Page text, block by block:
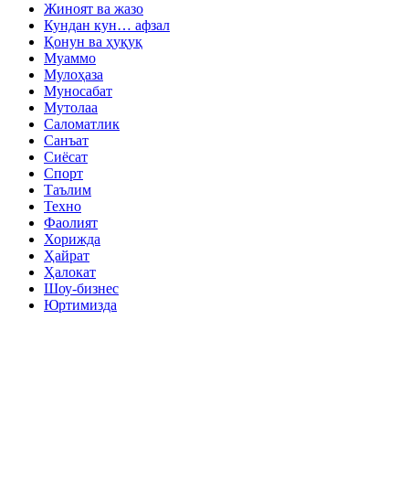
Жиноят ва жазо
Кундан кун… афзал
Қонун ва ҳуқуқ
Муаммо
Мулоҳаза
Муносабат
Мутолаа
Саломатлик
Санъат
Сиёсат
Спорт
Таълим
Техно
Фаолият
Хорижда
Ҳайрат
Ҳалокат
Шоу-бизнес
Юртимизда